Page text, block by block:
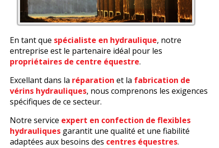
En tant que spécialiste en hydraulique, notre
entreprise est le partenaire idéal pour les
propriétaires de centre équestre.
Excellant dans la réparation et la fabrication de
vérins hydrauliques, nous comprenons les exigences
spécifiques de ce secteur.
Notre service expert en confection de flexibles
hydrauliques garantit une qualité et une fiabilité
adaptées aux besoins des centres équestres.